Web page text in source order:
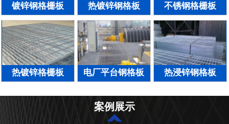
镀锌钢格栅板 热镀锌钢格板 不锈钢格栅板
热镀锌格栅板 电厂平台钢格板 热浸锌钢格板
案例展示